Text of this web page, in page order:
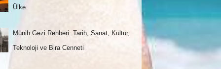
Ülke
Münih Gezi Rehberi: Tarih, Sanat, Kültür,
Teknoloji ve Bira Cenneti